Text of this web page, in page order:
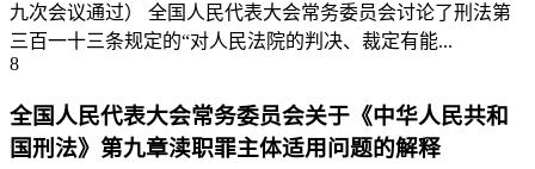
九次会议通过） 全国人民代表大会常务委员会讨论了刑法第
三百一十三条规定的“对人民法院的判决、裁定有能...
8
全国人民代表大会常务委员会关于《中华人民共和
国刑法》第九章渎职罪主体适用问题的解释